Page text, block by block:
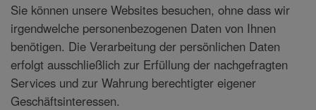
Sie können unsere Websites besuchen, ohne dass wir
irgendwelche personenbezogenen Daten von Ihnen
benötigen. Die Verarbeitung der persönlichen Daten
erfolgt ausschließlich zur Erfüllung der nachgefragten
Services und zur Wahrung berechtigter eigener
Geschäftsinteressen.